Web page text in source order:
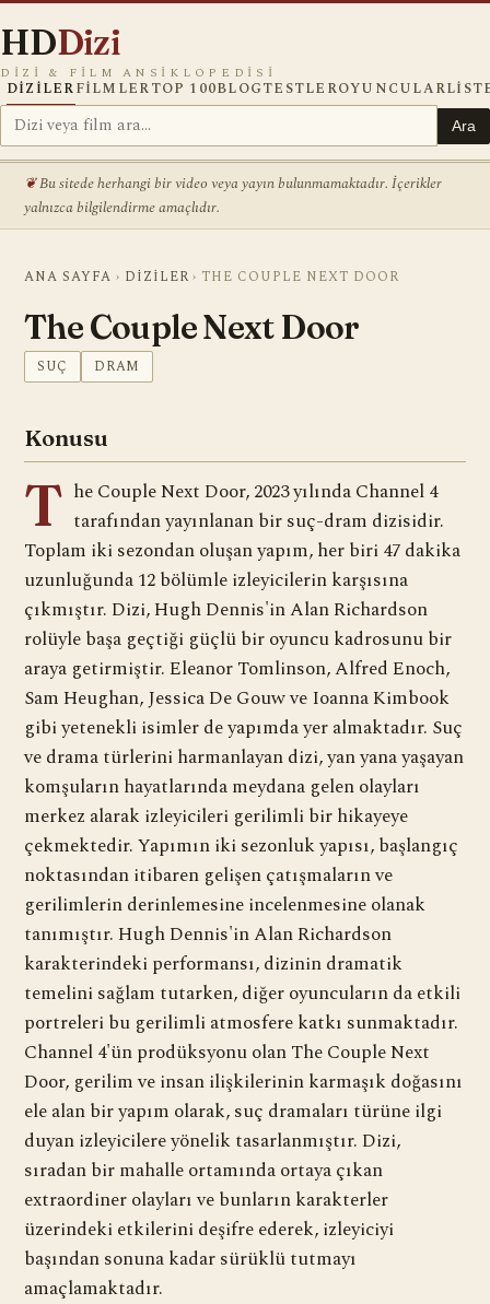
HDDizi
DIZI & FILM ANSIKLOPEDISI
DIZILERFILMLERTOP 100BLOGTESTLEROYUNCULAR
Ara
Bu sitede herhangi bir video veya yayın bulunmamaktadır. İçerikler
yalnızca bilgilendirme amaçlıdır.
ANA SAYFA › DIZILER › THE COUPLE NEXT DOOR
The Couple Next Door
SUÇ DRAM
Konusu
T he Couple Next Door, 2023 yılında Channel 4
tarafından yayınlanan bir suç-dram dizisidir.
Toplam iki sezondan oluşan yapım, her biri 47 dakika
uzunluğunda 12 bölümle izleyicilerin karşısına
çıkmıştır. Dizi, Hugh Dennis'in Alan Richardson
rolüyle başa geçtiği güçlü bir oyuncu kadrosunu bir
araya getirmiştir. Eleanor Tomlinson, Alfred Enoch,
Sam Heughan, Jessica De Gouw ve Ioanna Kimbook
gibi yetenekli isimler de yapımda yer almaktadır. Suç
ve drama türlerini harmanlayan dizi, yan yana yaşayan
komşuların hayatlarında meydana gelen olayları
merkez alarak izleyicileri gerilimli bir hikayeye
çekmektedir. Yapımın iki sezonluk yapısı, başlangıç
noktasından itibaren gelişen çatışmaların ve
gerilimlerin derinlemesine incelenmesine olanak
tanımıştır. Hugh Dennis'in Alan Richardson
karakterindeki performansı, dizinin dramatik
temelini sağlam tutarken, diğer oyuncuların da etkili
portreleri bu gerilimli atmosfere katkı sunmaktadır.
Channel 4'ün prodüksyonu olan The Couple Next
Door, gerilim ve insan ilişkilerinin karmaşık doğasını
ele alan bir yapım olarak, suç dramaları türüne ilgi
duyan izleyicilere yönelik tasarlanmıştır. Dizi,
sıradan bir mahalle ortamında ortaya çıkan
extraordiner olayları ve bunların karakterler
üzerindeki etkilerini deşifre ederek, izleyiciyi
başından sonuna kadar sürüklü tutmayı
amaçlamaktadır.